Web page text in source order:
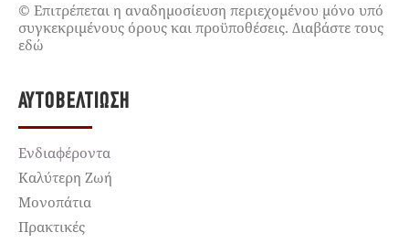
© Επιτρέπεται η αναδημοσίευση περιεχομένου μόνο υπό
συγκεκριμένους όρους και προϋποθέσεις. Διαβάστε τους
εδώ
ΑΥΤΟΒΕΛΤΊΩΣΗ
Ενδιαφέροντα
Καλύτερη Ζωή
Μονοπάτια
Πρακτικές